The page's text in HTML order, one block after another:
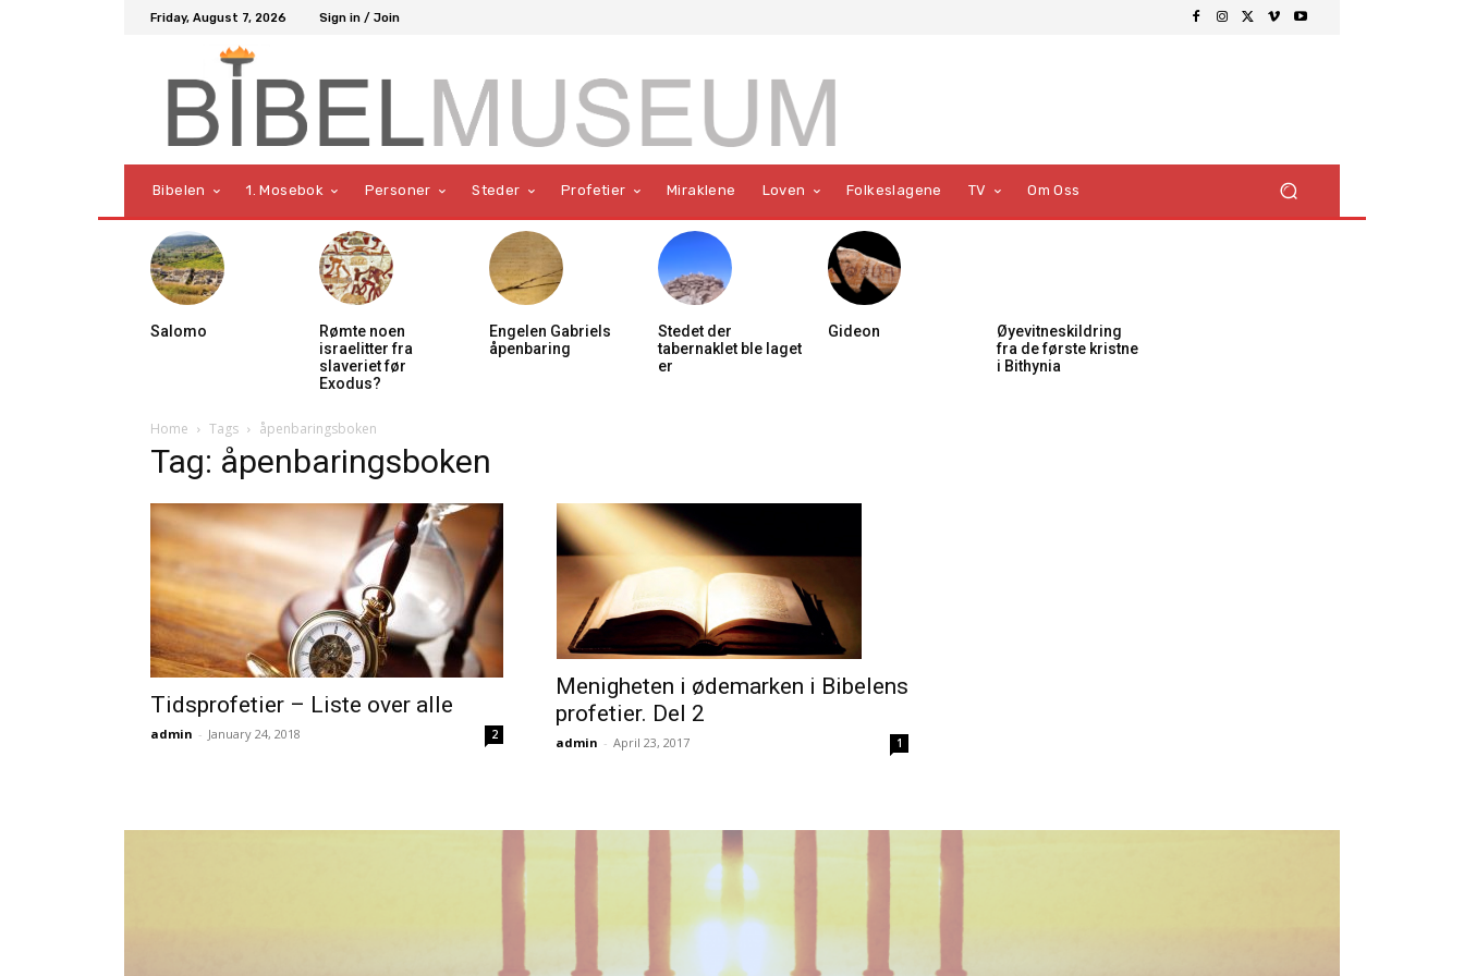
Friday, August 7, 2026 Sign in / Join
Bibelen 1. Mosebok Personer Steder Profetier Miraklene Loven Folkeslagene TV Om Oss
Salomo
Rømte noen
israelitter fra
slaveriet før
Exodus?
Engelen Gabriels
åpenbaring
Stedet der
tabernaklet ble laget
er
Gideon
Øyevitneskildring
fra de første kristne
i Bithynia
Home Tags åpenbaringsboken
Tag: åpenbaringsboken
Tidsprofetier – Liste over alle
admin - January 24, 2018 2
Menigheten i ødemarken i Bibelens
profetier. Del 2
admin - April 23, 2017 1